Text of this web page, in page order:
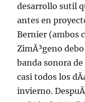
desarrollo sutil
antes en
Bernier (ambos
ZimÃ³geno
banda sonora
casi todos los
invierno.